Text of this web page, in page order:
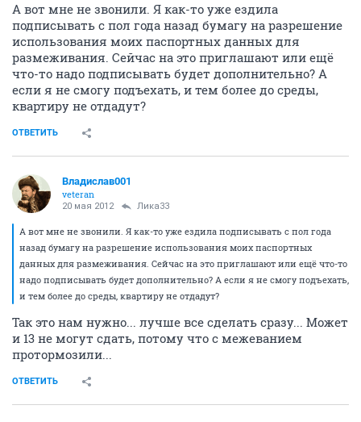
А вот мне не звонили. Я как-то уже ездила
подписывать с пол года назад бумагу на разрешение
использования моих паспортных данных для
размеживания. Сейчас на это приглашают или ещё
что-то надо подписывать будет дополнительно? А
если я не смогу подъехать, и тем более до среды,
квартиру не отдадут?
ОТВЕТИТЬ
Владислав001
veteran
20 мая 2012 Лика33
А вот мне не звонили. Я как-то уже ездила подписывать с пол года
назад бумагу на разрешение использования моих паспортных
данных для размеживания. Сейчас на это приглашают или ещё что-то
надо подписывать будет дополнительно? А если я не смогу подъехать,
и тем более до среды, квартиру не отдадут?
Так это нам нужно... лучше все сделать сразу... Может
и 13 не могут сдать, потому что с межеванием
протормозили...
ОТВЕТИТЬ